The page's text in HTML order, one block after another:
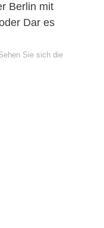
Berlin mit
Dar es
Sie sich die